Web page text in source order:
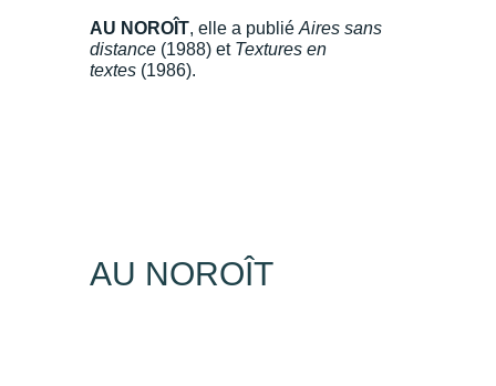
AU NOROÎT, elle a publié Aires sans
distance (1988) et Textures en
textes (1986).
AU NOROÎT